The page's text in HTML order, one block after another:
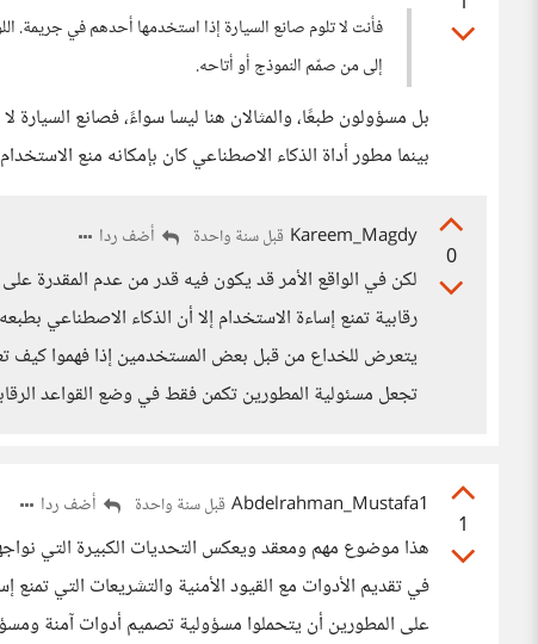
فأنت لا تلوم صانع السيارة إذا استخدمها أحدهم في جريمة.
إلى من صمّم النموذج أو أتاحه.
بل مسؤولون طبعًا، والمثالان هنا ليسا سواءً، فصانع السيارة
بينما مطور أداة الذكاء الاصطناعي كان بإمكانه منع
0
Kareem_Magdy قبل سنة واحدة أضف ردا
لكن في الواقع الأمر قد يكون فيه قدر من عدم المقدرة
رقابية تمنع إساءة الاستخدام إلا أن الذكاء الاصطناعي
يتعرض للخداع من قبل بعض المستخدمين إذا فهموا كيف
تجعل مسئولية المطورين تكمن فقط في وضع القواعد
1
Abdelrahman_Mustafa1 قبل سنة واحدة أضف ردا
هذا موضوع مهم ومعقد ويعكس التحديات الكبيرة التي
في تقديم الأدوات مع القيود الأمنية والتشريعات التي
على المطورين أن يتحملوا مسؤولية تصميم أدوات آمنة